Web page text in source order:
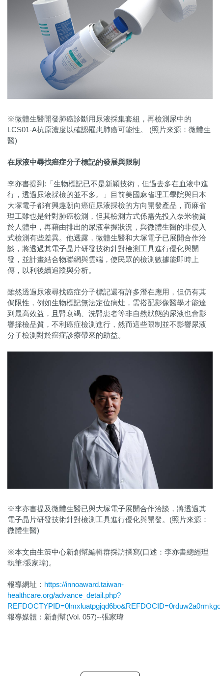
※微體生醫開發肺癌診斷用尿液採集套組，再檢測尿中的
LCS01-A抗原濃度以確認罹患肺癌可能性。 (照片來源：微體生
醫)
在尿液中尋找癌症分子標記的發展與限制
李亦書提到:「生物標記已不是新穎技術，但過去多在血液中進
行，透過尿液採檢的並不多。」目前美國麻省理工學院與日本
大塚電子都有興趣朝向癌症尿液採檢的方向開發產品，而麻省
理工雖也是針對肺癌檢測，但其檢測方式係需先投入奈米物質
於人體中，再藉由排出的尿液掌握狀況，與微體生醫的非侵入
式檢測有些差異。他透露，微體生醫和大塚電子已展開合作洽
談，將透過其電子晶片研發技術針對檢測工具進行優化與開
發，並計畫結合物聯網與雲端，使民眾的檢測數據能即時上
傳，以利後續追蹤與分析。
雖然透過尿液尋找癌症分子標記還有許多潛在應用，但仍有其
侷限性，例如生物標記無法定位病灶，需搭配影像醫學才能達
到最高效益，且腎衰竭、洗腎患者等非自然狀態的尿液也會影
響採檢品質，不利癌症檢測進行，然而這些限制並不影響尿液
分子檢測對於癌症診療帶來的助益。
※李亦書提及微體生醫已與大塚電子展開合作洽談，將透過其
電子晶片研發技術針對檢測工具進行優化與開發。(照片來源：
微體生醫)
※本文由生策中心新創幫編輯群採訪撰寫(口述：李亦書總經理
執筆:張家瑋)。
報導網址： https://innoaward.taiwan-
healthcare.org/advance_detail.php?
報導媒體：新創幫(Vol. 057)--張家瑋